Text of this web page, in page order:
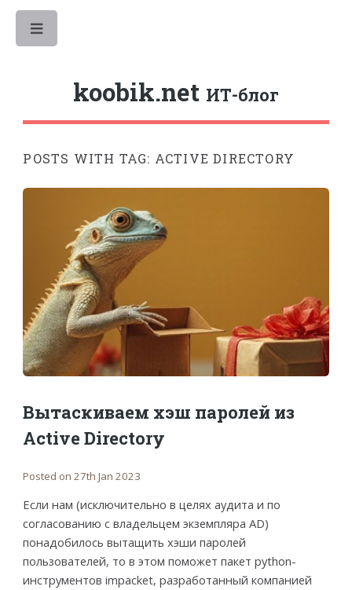
koobik.net ИТ-блог
POSTS WITH TAG: ACTIVE DIRECTORY
Вытаскиваем хэш паролей из
Active Directory
Posted on 27th Jan 2023
Если нам (исключительно в целях аудита и по
согласованию с владельцем экземпляра AD)
понадобилось вытащить хэши паролей
пользователей, то в этом поможет пакет python-
инструментов impacket, разработанный компанией